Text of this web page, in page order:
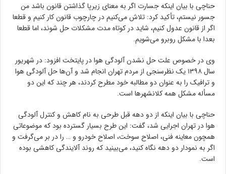
حناچی با بیان اینکه جسارت اگر به معنای زیرپا گذاشتن قانون باشد من
جسور نیستم، تأکید کرد: تلاش می‌کنیم در چارچوب قانون کار کنیم و قطعا
اگر از قانون عدول کنیم، شاید در کوتاه مدت مشکلات حل شوند، اما قطعا
بعدا با مشکل روبرو می‌شویم.
وی در خصوص علت حل نشدن آلودگی هوا در پایتخت افزود: در شهریور
سال ۱۳۹۸ یک نظرسنجی از مردم تهران انجام شد و آن‌ها حل آلودگی هوا
و ترافیک را به عنوان دو مطالبه خود مطرح کردند، هر چند که این دو
مسأله مشکل همه کلانشهر‌ها است.
حناچی با بیان اینکه از دو دهه قبل طرحی به نام کاهش و کنترل آلودگی
هوا در تهران اجرایی شد، گفت: این طرح بسیار گسترده بود که موضوعاتی
همچون معاینه فنی، اصلاح سوخت، اصلاح خودرو و … را در بر می‌گرفت و
اگر به نمودار دو دهه نگاه کنید، می‌بینید که روند آلایندگی کاهشی بوده
است.